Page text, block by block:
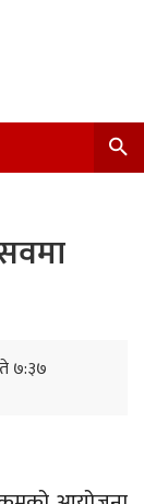
७:३७